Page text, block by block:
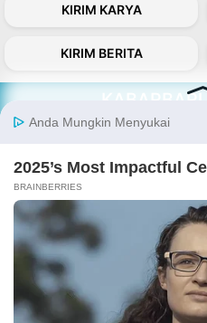
KIRIM KARYA
KIRIM BERITA
About Our
Kabarbaru.co
inspiratif dari
serta
Follow